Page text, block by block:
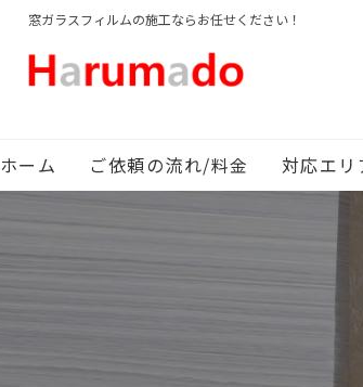
窓ガラスフィルムの施工ならお任せください！
ホーム ご依頼の流れ/料金 対応エリ